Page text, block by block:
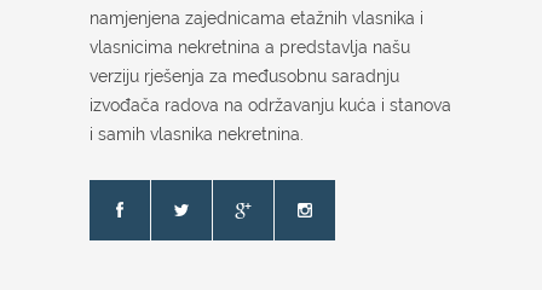
namjenjena zajednicama etažnih vlasnika i
vlasnicima nekretnina a predstavlja našu
verziju rješenja za međusobnu saradnju
izvođača radova na održavanju kuća i stanova
i samih vlasnika nekretnina.